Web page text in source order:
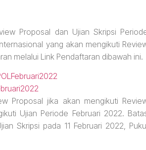
Proposal dan Ujian Skripsi
yang akan mengikuti
melalui Link Pendaftaran dibawah ini.
Proposal jika akan mengikuti
Ujian Periode Februari 2022.
Skripsi pada 11 Februari 2022,